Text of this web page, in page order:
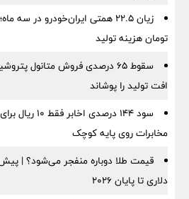
تومان هزینه تولید
سقوط ۶۵ درصدی فروش متانول
افت تولید را پوشاند
سود ۱۴۴ درصدی
مخابرات روی پایه کوچک
دلاری تا پایان ۲۰۲۶